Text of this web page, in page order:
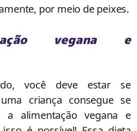
por meio de peixes.
vegana e
você deve estar se
criança consegue se
a alimentação vegana e